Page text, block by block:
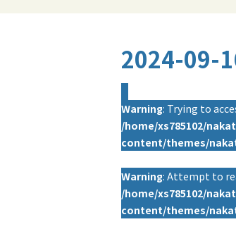
2024-09-
Warning: Trying to
/home/xs785102/
content/themes/
Warning: Attempt to
/home/xs785102/
content/themes/